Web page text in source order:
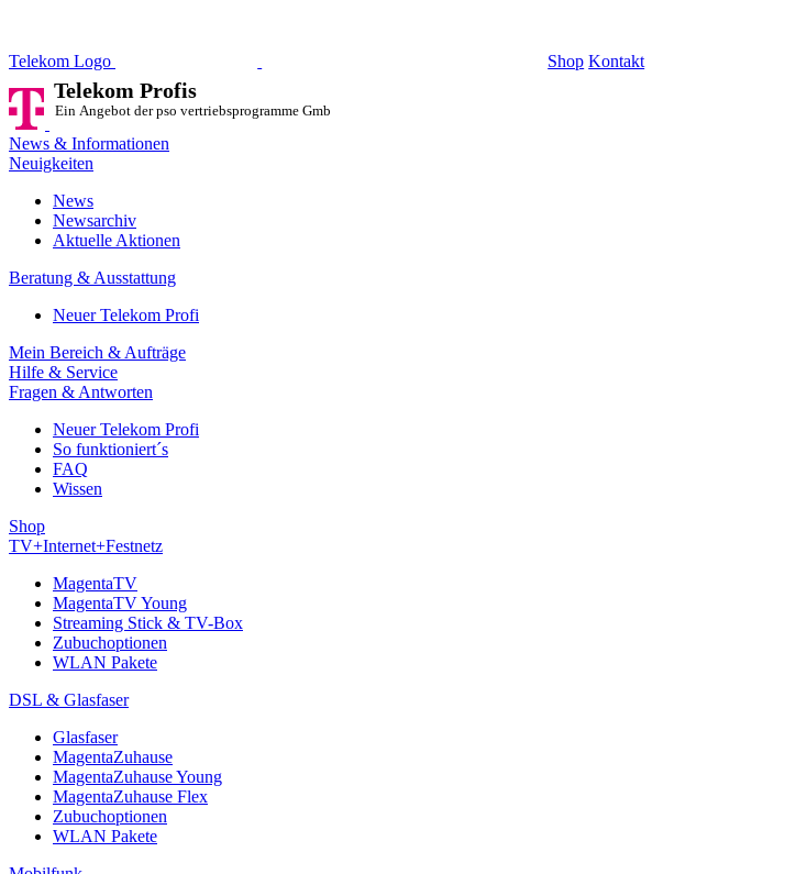
Telekom Logo Shop Kontakt
Telekom Profis
Ein Angebot der pso vertriebsprogramme GmbH
News & Informationen
Neuigkeiten
News
Newsarchiv
Aktuelle Aktionen
Beratung & Ausstattung
Neuer Telekom Profi
Mein Bereich & Aufträge
Hilfe & Service
Fragen & Antworten
Neuer Telekom Profi
So funktioniert´s
FAQ
Wissen
Shop
TV+Internet+Festnetz
MagentaTV
MagentaTV Young
Streaming Stick & TV-Box
Zubuchoptionen
WLAN Pakete
DSL & Glasfaser
Glasfaser
MagentaZuhause
MagentaZuhause Young
MagentaZuhause Flex
Zubuchoptionen
WLAN Pakete